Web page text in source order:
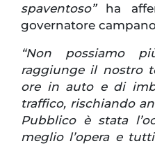
spaventoso”ha
governatore
“Non possiamo
raggiunge il nostro
ore in auto e di
traffico, rischiando
Pubblico è stata
meglio l’opera e